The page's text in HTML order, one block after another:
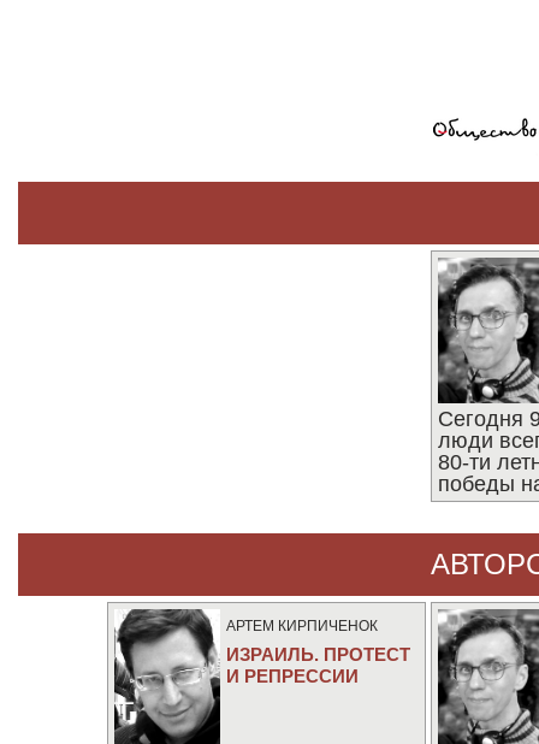
Сегодня
люди
80-ти
победы
АРТЕМ КИРПИЧЕНОК
ИЗРАИЛЬ. ПРОТЕСТ
И РЕПРЕССИИ